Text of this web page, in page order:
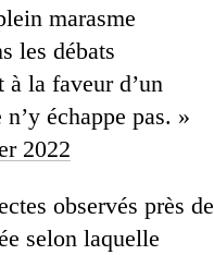
marasme
les débats
la faveur d’un
échappe pas. »
2022
observés près de
selon laquelle